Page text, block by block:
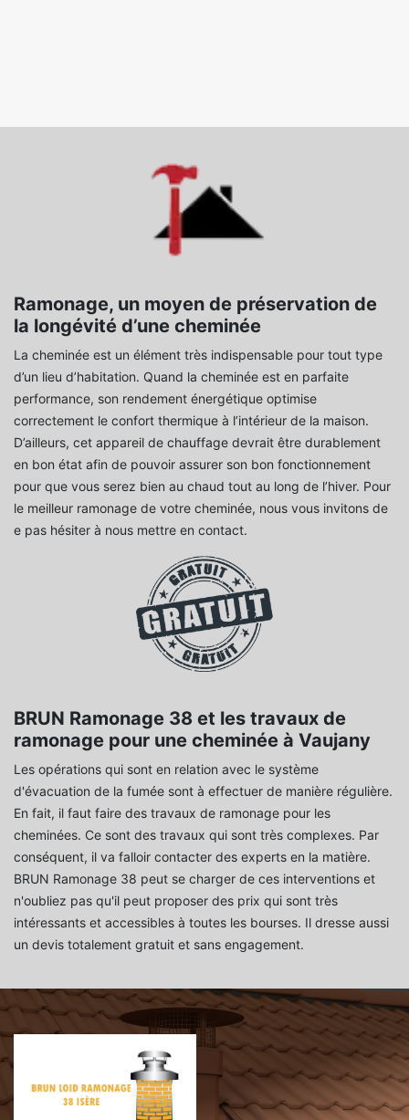
Ramonage, un moyen de préservation de
la longévité d’une cheminée
La cheminée est un élément très indispensable pour tout type
d’un lieu d’habitation. Quand la cheminée est en parfaite
performance, son rendement énergétique optimise
correctement le confort thermique à l’intérieur de la maison.
D’ailleurs, cet appareil de chauffage devrait être durablement
en bon état afin de pouvoir assurer son bon fonctionnement
pour que vous serez bien au chaud tout au long de l’hiver. Pour
le meilleur ramonage de votre cheminée, nous vous invitons de
e pas hésiter à nous mettre en contact.
BRUN Ramonage 38 et les travaux de
ramonage pour une cheminée à Vaujany
Les opérations qui sont en relation avec le système
d'évacuation de la fumée sont à effectuer de manière régulière.
En fait, il faut faire des travaux de ramonage pour les
cheminées. Ce sont des travaux qui sont très complexes. Par
conséquent, il va falloir contacter des experts en la matière.
BRUN Ramonage 38 peut se charger de ces interventions et
n'oubliez pas qu'il peut proposer des prix qui sont très
intéressants et accessibles à toutes les bourses. Il dresse aussi
un devis totalement gratuit et sans engagement.